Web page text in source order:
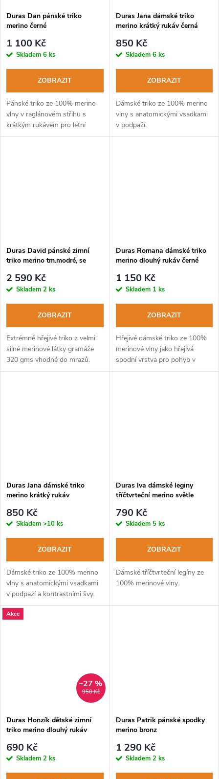
Duras Dan pánské triko
merino černé
1 100 Kč
Skladem 6 ks
ZOBRAZIT
Pánské triko ze 100% merino
vlny v raglánovém střihu s
krátkým rukávem pro letní
výlety po horách.
Duras Jana dámské triko
merino krátký rukáv černá
850 Kč
Skladem 6 ks
ZOBRAZIT
Dámské triko ze 100% merino
vlny s anatomickými vsadkami
v podpaží.
Duras David pánské zimní
triko merino tm.modré, se
2 590 Kč
Skladem 2 ks
ZOBRAZIT
Extrémně hřejivé triko z velmi
silné merinové látky gramáže
320 gms vhodné do mrazů.
Duras Romana dámské triko
merino dlouhý rukáv černé
1 150 Kč
Skladem 1 ks
ZOBRAZIT
Hřejivé dámské triko ze 100%
merinové vlny jako hřejivá
spodní vrstva pro pohyb v
přírodě během zimních měsíců.
Duras Jana dámské triko
merino krátký rukáv
850 Kč
Skladem >10 ks
ZOBRAZIT
Dámské triko ze 100% merino
vlny s anatomickými vsadkami
v podpaží a kontrastními švy.
Duras Iva dámské leginy
tříčtvrteční merino světle
790 Kč
Skladem 5 ks
ZOBRAZIT
Dámské tříčtvrteční legíny ze
100% merinové vlny.
Akce
950 Kč
–27 %
Duras Honzík dětské zimní
triko merino dlouhý rukáv
690 Kč
Skladem 2 ks
Duras Patrik pánské spodky
merino bronz
1 290 Kč
Skladem 2 ks